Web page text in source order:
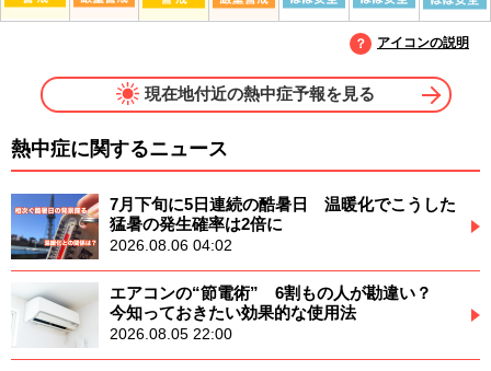
アイコンの説明
現在地付近の熱中症予報を見る
熱中症に関するニュース
7月下旬に5日連続の酷暑日 温暖化でこうした
猛暑の発生確率は2倍に
2026.08.06 04:02
エアコンの“節電術” 6割もの人が勘違い？
今知っておきたい効果的な使用法
2026.08.05 22:00